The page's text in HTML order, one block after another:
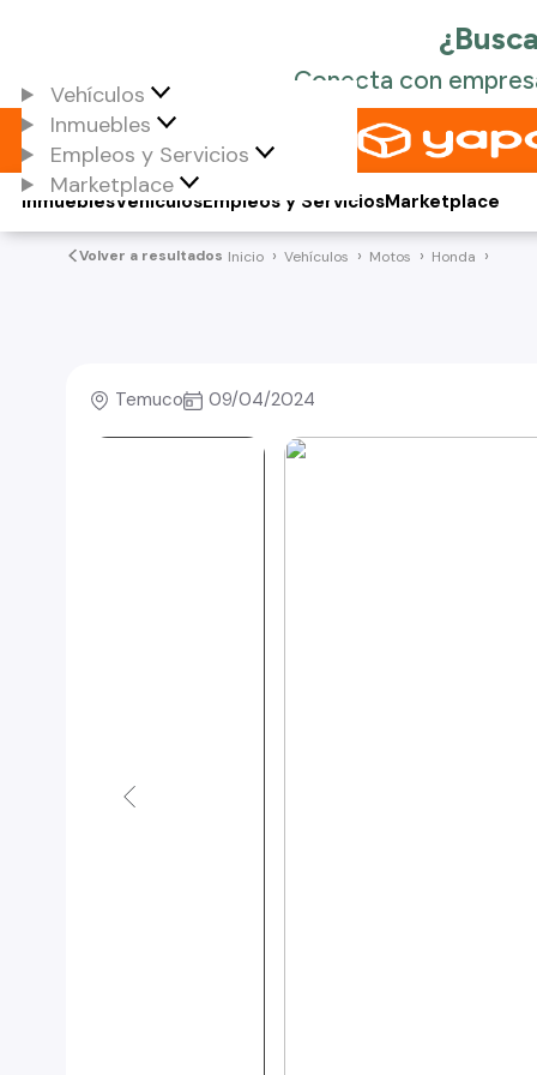
Vehículos
Inmuebles
Empleos y Servicios
Marketplace
Vehículos
Inmuebles Empleos y ServiciosMarketplace
Volver a resultados Inicio Vehículos Motos Honda
Temuco 09/04/2024